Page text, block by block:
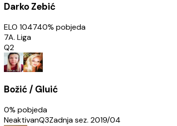
Darko Zebić
ELO 104740% pobjeda
7A. Liga
Q2
Božić / Gluić
0% pobjeda
NeaktivanQ3Zadnja sez. 2019/04